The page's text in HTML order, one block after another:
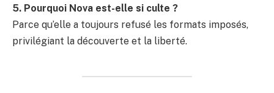
5. Pourquoi Nova est-elle si culte ?
Parce qu’elle a toujours refusé les formats imposés,
privilégiant la découverte et la liberté.